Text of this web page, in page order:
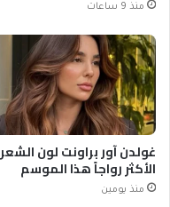
منذ 9 ساعات
غولدن آور براونت لون الشعر
الأكثر رواجاً هذا الموسم
منذ يومين